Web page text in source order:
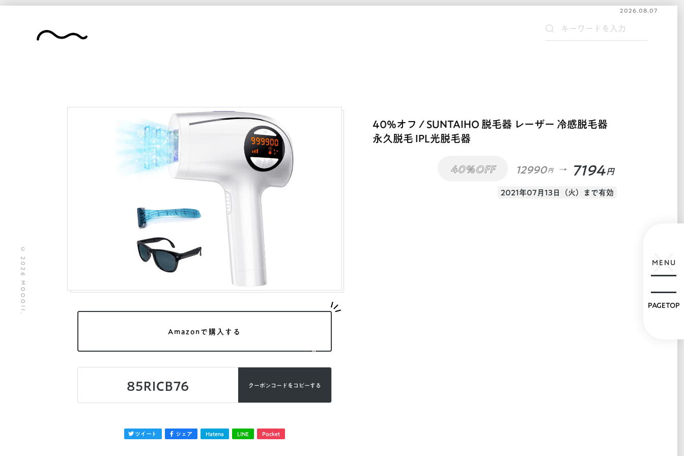
2026.08.07
Amazonで購入する
85RICB76 クーポンコードを コピーする
ツイート シェア Hatena LINE Pocket
40%オフ / SUNTAIHO 脱毛器 レーザー 冷感脱毛器
永久脱毛 IPL光脱毛器
40%OFF 12990 円 7194 円
2021年07月13日（火）まで有効
© 2026 MOOOII. MENU
PAGETOP